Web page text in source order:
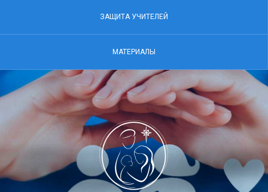
ЗАЩИТА УЧИТЕЛЕЙ
МАТЕРИАЛЫ